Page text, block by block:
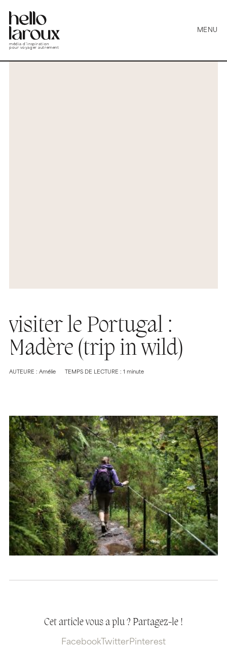
média d’inspiration
pour voyager autrement
MENU
visiter le Portugal :
Madère (trip in wild)
AUTEURE : Amélie TEMPS DE LECTURE : 1 minute
Cet article vous a plu ? Partagez-le !
Facebook TwitterPinterest